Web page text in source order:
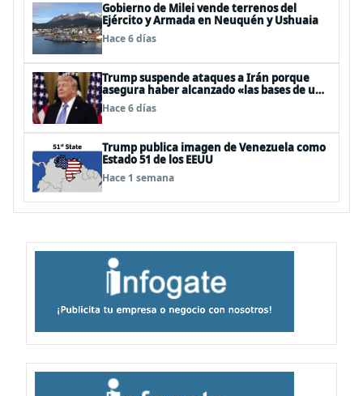
Gobierno de Milei vende terrenos del
Ejército y Armada en Neuquén y Ushuaia
Hace 6 días
Trump suspende ataques a Irán porque
asegura haber alcanzado «las bases de un
acuerdo»
Hace 6 días
Trump publica imagen de Venezuela como
Estado 51 de los EEUU
Hace 1 semana